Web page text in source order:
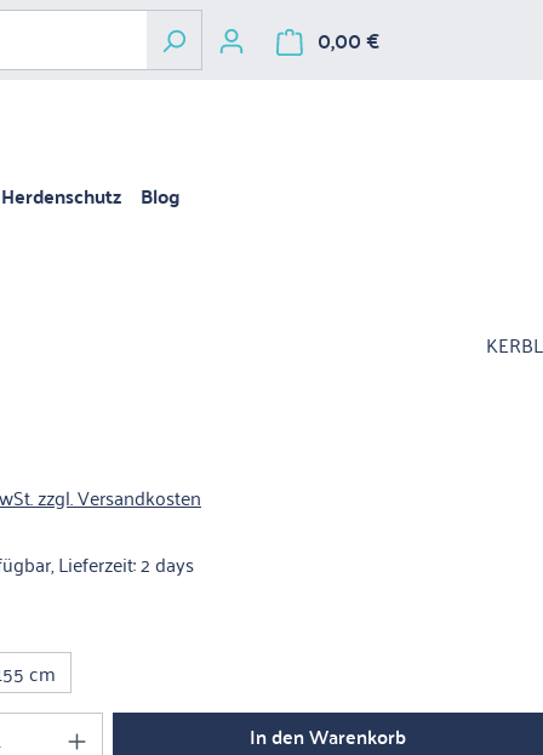
0,00 €Warenkorb
Herdenschutz Blog
KERBL
zzgl. Versandkosten
Lieferzeit: 2 days
cm
Gib den gewünschten Wert ein
In den Warenkorb